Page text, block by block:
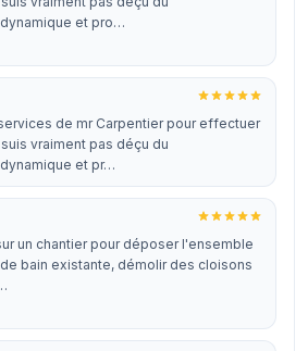
et pro…
de mr Carpentier pour effectuer
vraiment pas déçu du
et pr…
un chantier pour déposer l'ensemble
bain existante, démolir des cloisons